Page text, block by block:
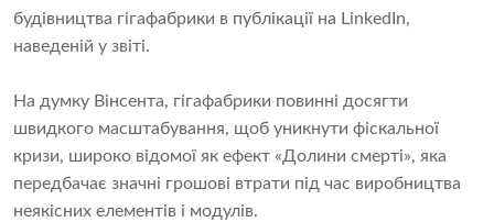
будівництва гігафабрики в публікації на LinkedIn,
наведеній у звіті.
На думку Вінсента, гігафабрики повинні досягти
швидкого масштабування, щоб уникнути фіскальної
кризи, широко відомої як ефект «Долини смерті», яка
передбачає значні грошові втрати під час виробництва
неякісних елементів і модулів.